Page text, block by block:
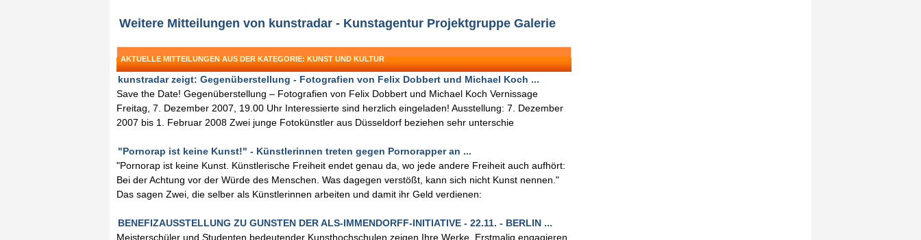
Weitere Mitteilungen von kunstradar - Kunstagentur Projektgruppe Galerie
AKTUELLE MITTEILUNGEN AUS DER KATEGORIE: KUNST UND KULTUR
kunstradar zeigt: Gegenüberstellung - Fotografien von Felix Dobbert und Michael Koch ...
Save the Date! Gegenüberstellung – Fotografien von Felix Dobbert und Michael Koch Vernissage
Freitag, 7. Dezember 2007, 19.00 Uhr Interessierte sind herzlich eingeladen! Ausstellung: 7. Dezember
2007 bis 1. Februar 2008 Zwei junge Fotokünstler aus Düsseldorf beziehen sehr unterschie
"Pornorap ist keine Kunst!" - Künstlerinnen treten gegen Pornorapper an ...
"Pornorap ist keine Kunst. Künstlerische Freiheit endet genau da, wo jede andere Freiheit auch aufhört:
Bei der Achtung vor der Würde des Menschen. Was dagegen verstößt, kann sich nicht Kunst nennen."
Das sagen Zwei, die selber als Künstlerinnen arbeiten und damit ihr Geld verdienen:
BENEFIZAUSSTELLUNG ZU GUNSTEN DER ALS-IMMENDORFF-INITIATIVE - 22.11. - BERLIN ...
Meisterschüler und Studenten bedeutender Kunsthochschulen zeigen Ihre Werke. Erstmalig engagieren